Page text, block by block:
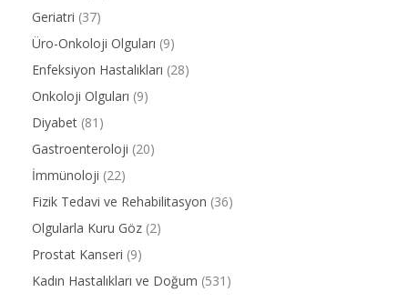
Geriatri (37)
Üro-Onkoloji Olguları (9)
Enfeksiyon Hastalıkları (28)
Onkoloji Olguları (9)
Diyabet (81)
Gastroenteroloji (20)
İmmünoloji (22)
Fizik Tedavi ve Rehabilitasyon (36)
Olgularla Kuru Göz (2)
Prostat Kanseri (9)
Kadın Hastalıkları ve Doğum (531)